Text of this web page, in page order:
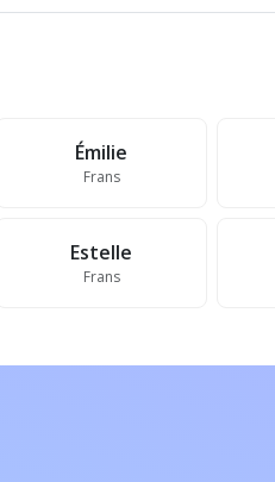
Émilie
Frans
Estelle
Frans